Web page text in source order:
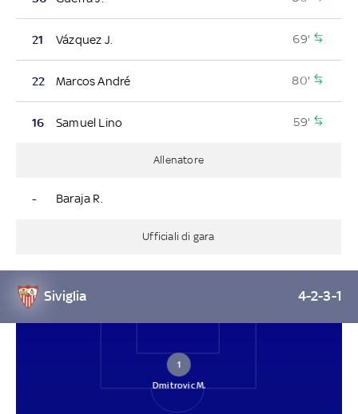
21 Vázquez J. 69'
22 Marcos André 80'
16 Samuel Lino 59'
Allenatore
- Baraja R.
Ufficiali di gara
Siviglia 4-2-3-1
1
Dmitrovic M.